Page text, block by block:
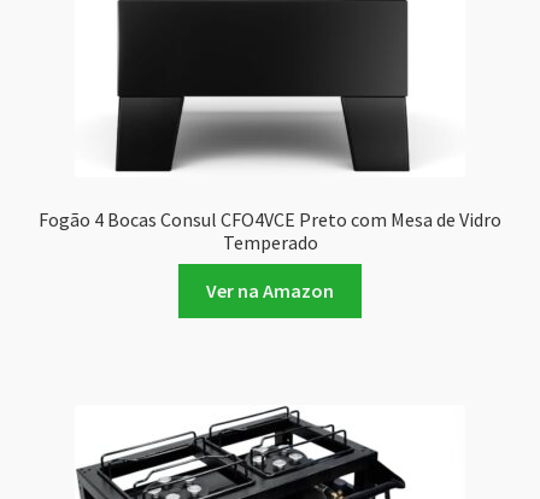
Fogão 4 Bocas Consul CFO4VCE Preto com Mesa de Vidro
Temperado
Ver na Amazon